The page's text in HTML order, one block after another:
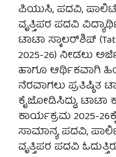
ಪಿಯುಸಿ, ಪದವಿ,
ವೃತ್ತಿಪರ ಪದವಿ
ಟಾಟಾ ಸ್ಕಾಲರ್‌ಶಿಪ್
2025-26) ನೀಡಲು
ಹಾಗೂ ಆರ್ಥಿಕವಾಗಿ
ನೆರವಾಗಲು ಪ್ರತಿಷ್ಠಿತ
ಕೈಜೋಡಿಸಿದ್ದು,
ಕಾರ್ಯಕ್ರಮ 2025-
ಸಾಮಾನ್ಯ ಪದವಿ,
ವೃತ್ತಿಪರ ಪದವಿ